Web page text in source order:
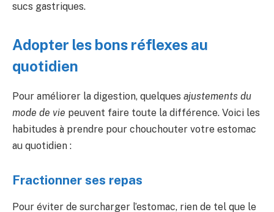
sucs gastriques.
Adopter les bons réflexes au
quotidien
Pour améliorer la digestion, quelques ajustements du
mode de vie peuvent faire toute la différence. Voici les
habitudes à prendre pour chouchouter votre estomac
au quotidien :
Fractionner ses repas
Pour éviter de surcharger l’estomac, rien de tel que le